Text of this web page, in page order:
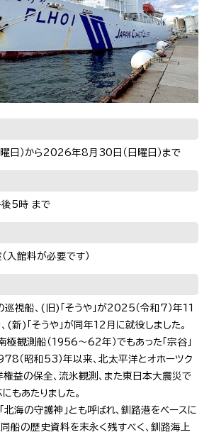
日）から2026年8月30日（日曜日）まで
5時 まで
入館料が必要です）
視船、(旧)「そうや」が2025（令和7）年11
(新)「そうや」が同年12月に就役しました。
極観測船（1956～62年）でもあった「宗谷」
（昭和53）年以来、北太平洋とオホーツク
益の保全、流氷観測、また東日本大震災で
もあたりました。
北海の守護神」とも呼ばれ、釧路港をベースに
船の歴史資料を末永く残すべく、釧路海上